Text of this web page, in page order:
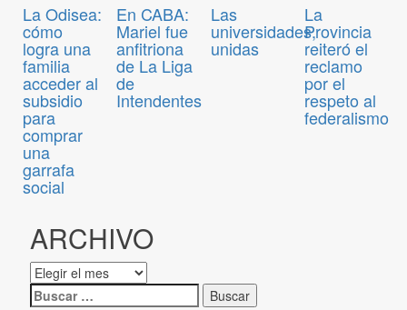
La Odisea:
cómo
logra una
familia
acceder al
subsidio
para
comprar
una
garrafa
social
En CABA:
Mariel fue
anfitriona
de La Liga
de
Intendentes
Las
universidades,
unidas
La
Provincia
reiteró el
reclamo
por el
respeto al
federalismo
ARCHIVO